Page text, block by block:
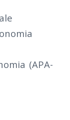
(APA-